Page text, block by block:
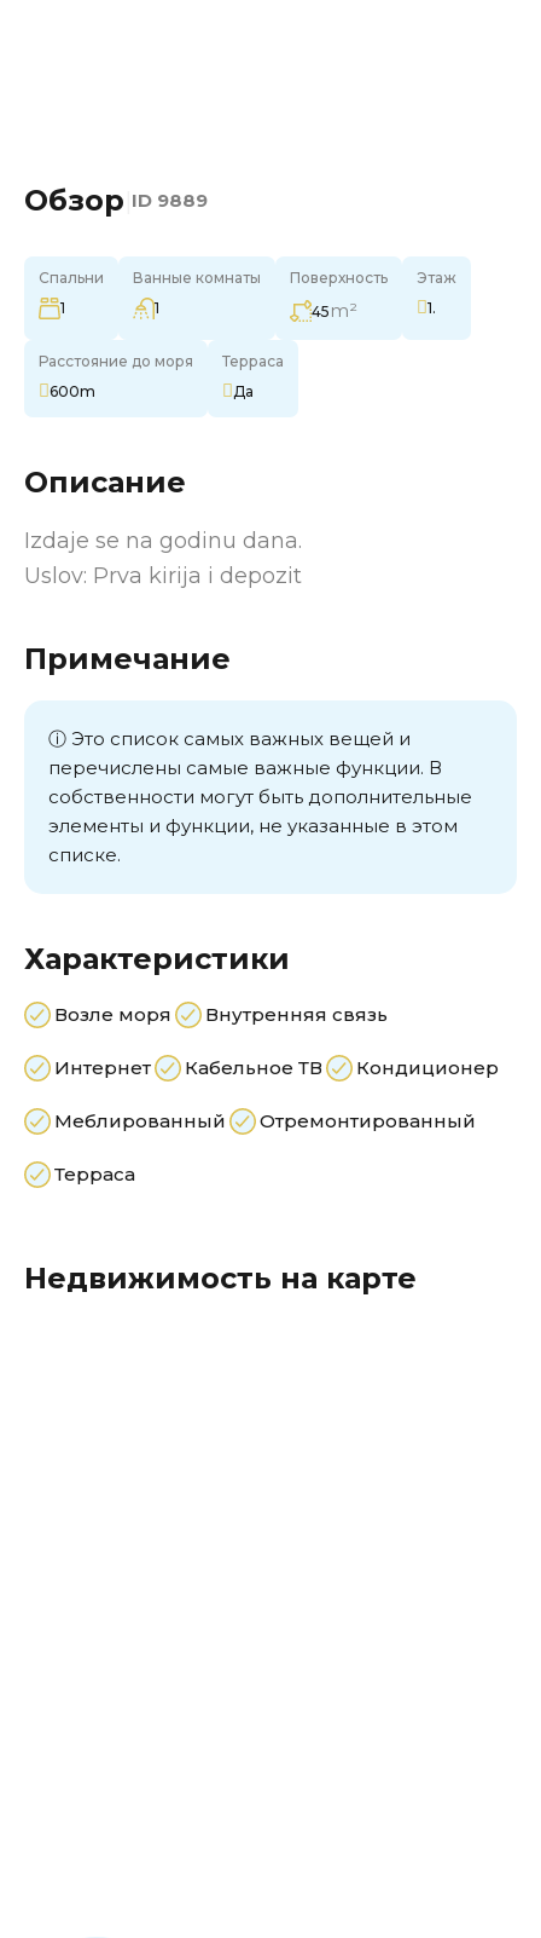
Обзор ID 9889
Спальни
1
Ванные комнаты
1
Поверхность
45 m²
Этаж
1.
Расстояние до моря
600m
Терраса
Да
Описание
Izdaje se na godinu dana.
Uslov: Prva kirija i depozit
Примечание
ⓘ Это список самых важных вещей и
перечислены самые важные функции. В
собственности могут быть дополнительные
элементы и функции, не указанные в этом
списке.
Характеристики
Возле моря Внутренняя связь
Интернет Кабельное ТВ Кондиционер
Меблированный Отремонтированный
Терраса
Недвижимость на карте